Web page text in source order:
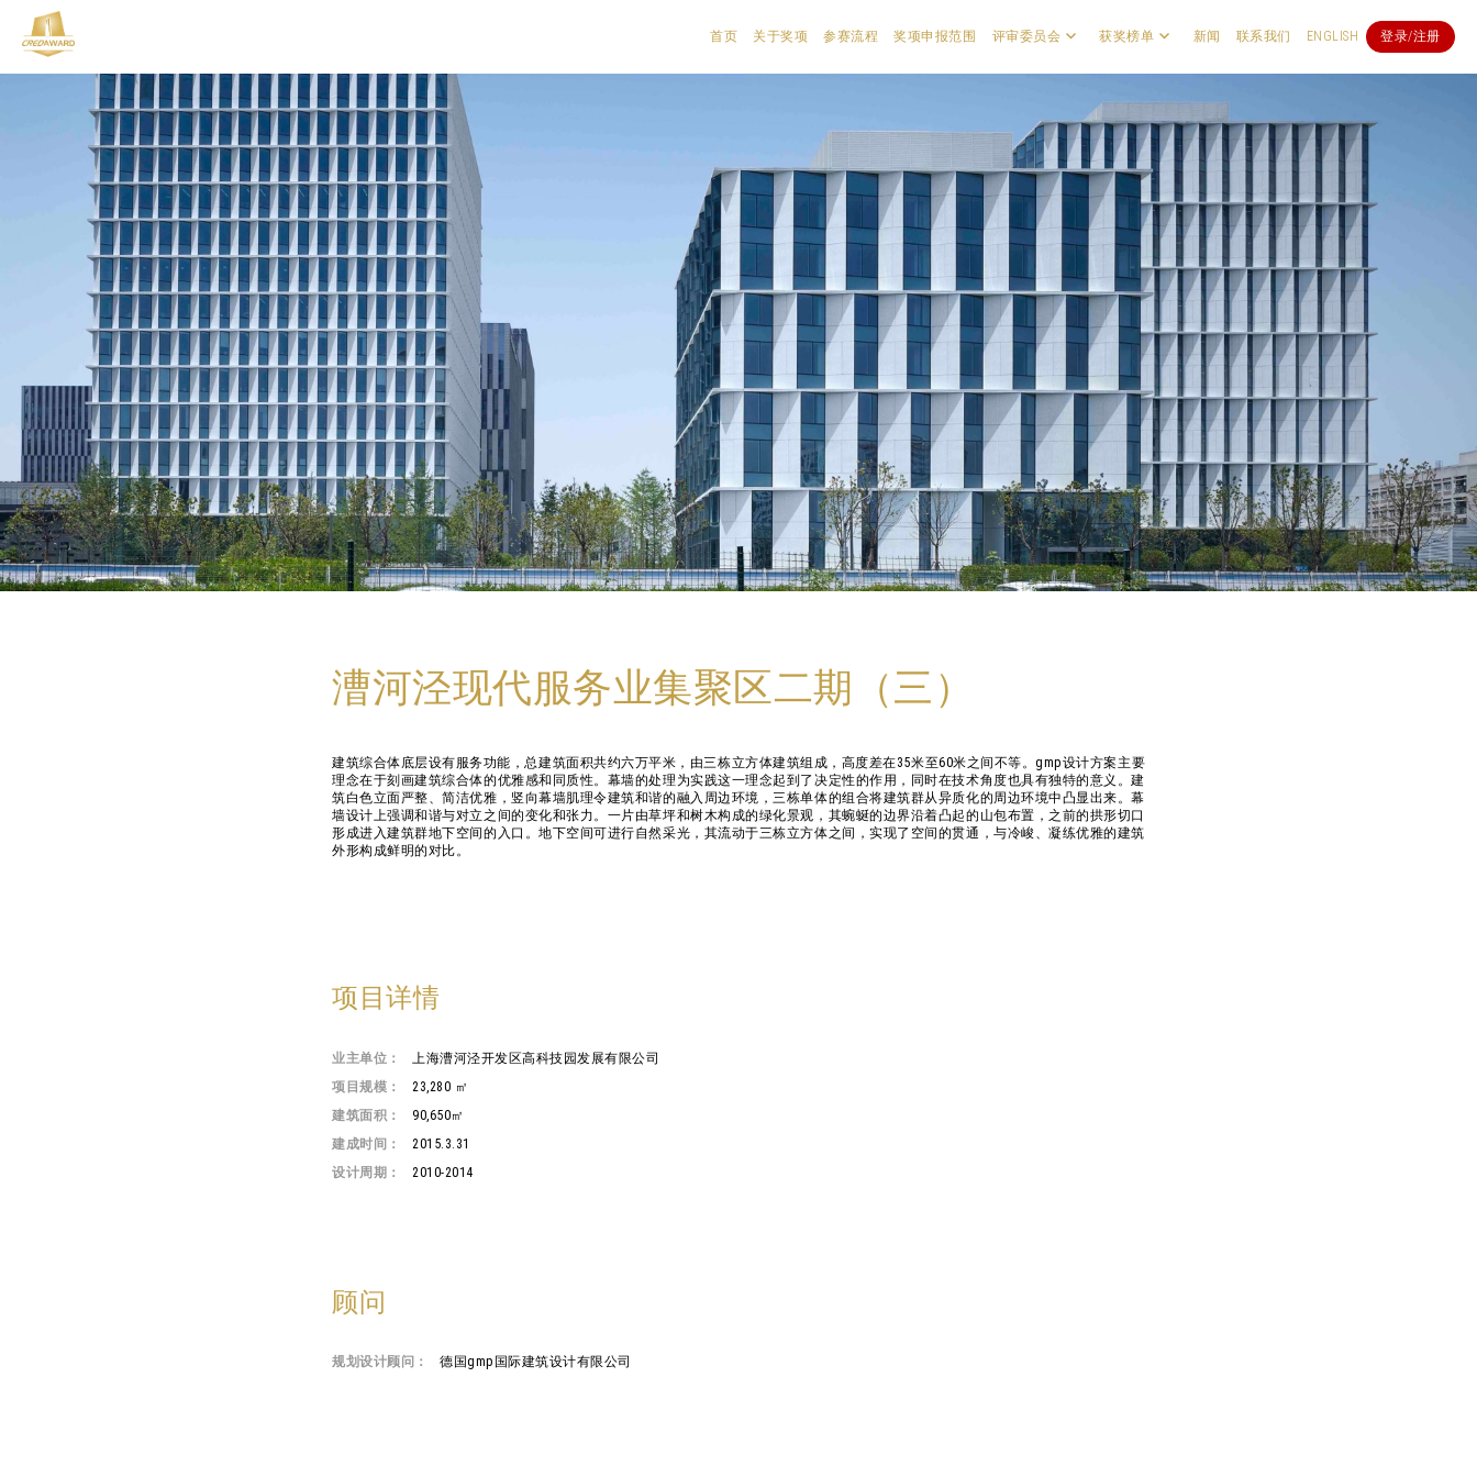
首页 关于奖项 参赛流程 奖项申报范围 评审委员会 获奖榜单 新闻 联系我们 ENGLISH 登录/注册
漕河泾现代服务业集聚区二期（三）
建筑综合体底层设有服务功能，总建筑面积共约六万平米，由三栋立方体建筑组成，高度差在35米至60米之间不等。gmp设计方案主要
理念在于刻画建筑综合体的优雅感和同质性。幕墙的处理为实践这一理念起到了决定性的作用，同时在技术角度也具有独特的意义。建
筑白色立面严整、简洁优雅，竖向幕墙肌理令建筑和谐的融入周边环境，三栋单体的组合将建筑群从异质化的周边环境中凸显出来。幕
墙设计上强调和谐与对立之间的变化和张力。一片由草坪和树木构成的绿化景观，其蜿蜒的边界沿着凸起的山包布置，之前的拱形切口
形成进入建筑群地下空间的入口。地下空间可进行自然采光，其流动于三栋立方体之间，实现了空间的贯通，与冷峻、凝练优雅的建筑
外形构成鲜明的对比。
项目详情
业主单位：
上海漕河泾开发区高科技园发展有限公司
项目规模：
23,280 ㎡
建筑面积：
90,650㎡
建成时间：
2015.3.31
设计周期：
2010-2014
顾问
规划设计顾问： 德国gmp国际建筑设计有限公司